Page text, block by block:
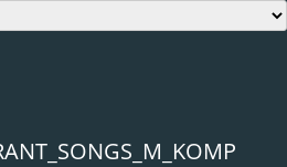
Skip
content